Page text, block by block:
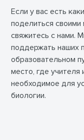
Если у вас есть
поделиться своими
свяжитесь с нами.
поддержать наших
образовательном
место, где учителя
необходимое для
биологии.